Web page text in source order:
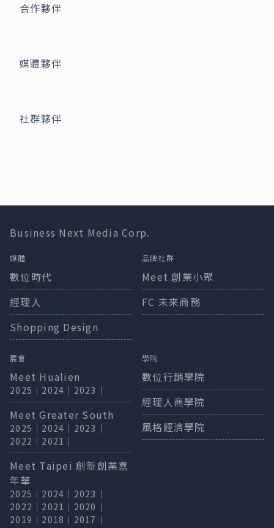
合作夥伴
媒體夥伴
社群夥伴
Business Next Media Corp.
媒體
數位時代
經理人
Shopping Design
品牌社群
Meet 創業小聚
FC 未來商務
展會
Meet Hualien
2025 ｜ 2024 ｜ 2023 ｜
Meet Greater South
2025 ｜ 2024 ｜ 2023 ｜
2022 ｜ 2021 ｜
Meet Taipei 創新創業嘉
年華
2025 ｜ 2024 ｜ 2023 ｜
2022 ｜ 2021 ｜ 2020 ｜
2019 ｜ 2018 ｜ 2017 ｜
學院
數位行銷學院
經理人商學院
風格經濟學院